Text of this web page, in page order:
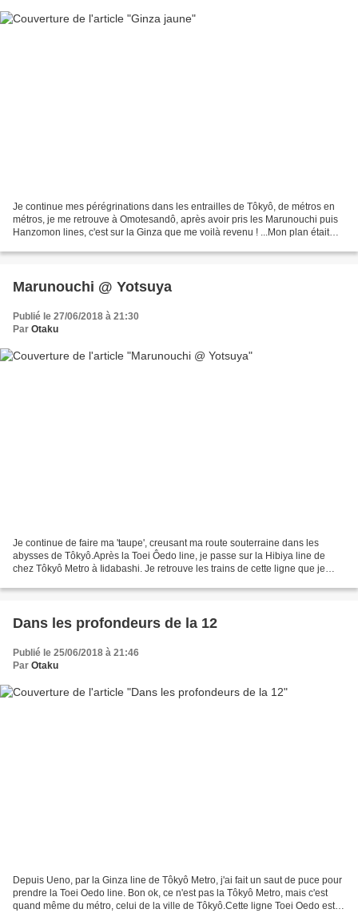
Je continue mes pérégrinations dans les entrailles de Tôkyô, de métros en
métros, je me retrouve à Omotesandô, après avoir pris les Marunouchi puis
Hanzomon lines, c'est sur la Ginza que me voilà revenu ! ...Mon plan était
Marunouchi @ Yotsuya
Publié le 27/06/2018 à 21:30
Par Otaku
Je continue de faire ma 'taupe', creusant ma route souterraine dans les
abysses de Tôkyô.Après la Toei Ôedo line, je passe sur la Hibiya line de
chez Tôkyô Metro à Iidabashi. Je retrouve les trains de cette ligne que je
Dans les profondeurs de la 12
Publié le 25/06/2018 à 21:46
Par Otaku
Depuis Ueno, par la Ginza line de Tôkyô Metro, j'ai fait un saut de puce pour
prendre la Toei Oedo line. Bon ok, ce n'est pas la Tôkyô Metro, mais c'est
quand même du métro, celui de la ville de Tôkyô.Cette ligne Toei Oedo est